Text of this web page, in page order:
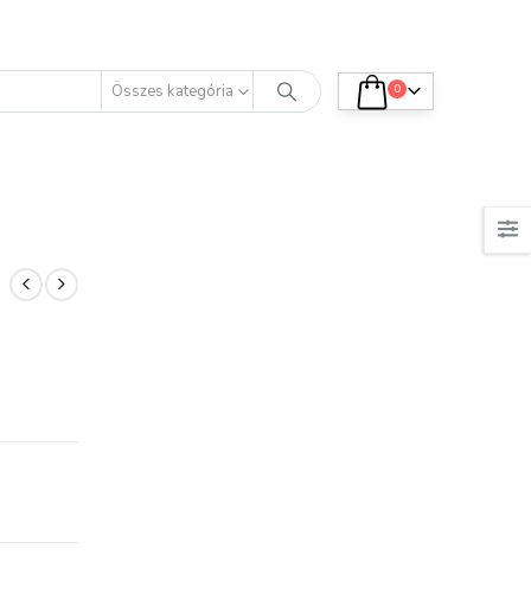
Összes kategória 0
kényelmesek.